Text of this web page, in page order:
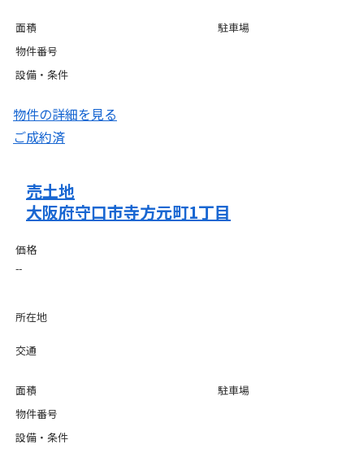
面積
駐車場
物件番号
設備・条件
物件の詳細を見る
ご成約済
売土地
大阪府守口市寺方元町1丁目
価格
--
所在地
交通
面積
駐車場
物件番号
設備・条件